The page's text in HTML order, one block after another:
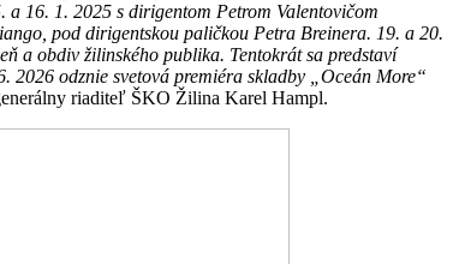
16. 1. 2025 s dirigentom Petrom Valentovičom
pod dirigentskou paličkou Petra Breinera. 19. a 20.
a obdiv žilinského publika. Tentokrát sa predstaví
2026 odznie svetová premiéra skladby „Oceán More“
riaditeľ ŠKO Žilina Karel Hampl.